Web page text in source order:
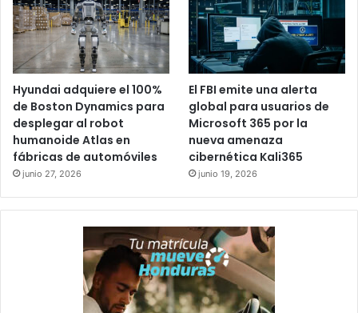
Hyundai adquiere el 100%
de Boston Dynamics para
desplegar al robot
humanoide Atlas en
fábricas de automóviles
junio 27, 2026
El FBI emite una alerta
global para usuarios de
Microsoft 365 por la
nueva amenaza
cibernética Kali365
junio 19, 2026